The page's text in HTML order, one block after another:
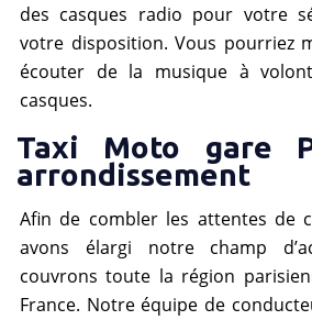
des casques radio pour votre
votre disposition. Vous pourriez
écouter de la musique à
casques.
Taxi Moto gare
arrondissement
Afin de combler les attentes de
avons élargi notre champ
couvrons toute la région
France. Notre équipe de